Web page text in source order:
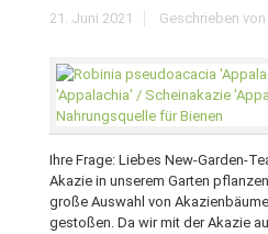
21. Juni 2021 Geschrieben von
Ihre Frage: Liebes New-Garden-
Akazie in unserem Garten
große Auswahl von
gestoßen. Da wir mit der Akazie